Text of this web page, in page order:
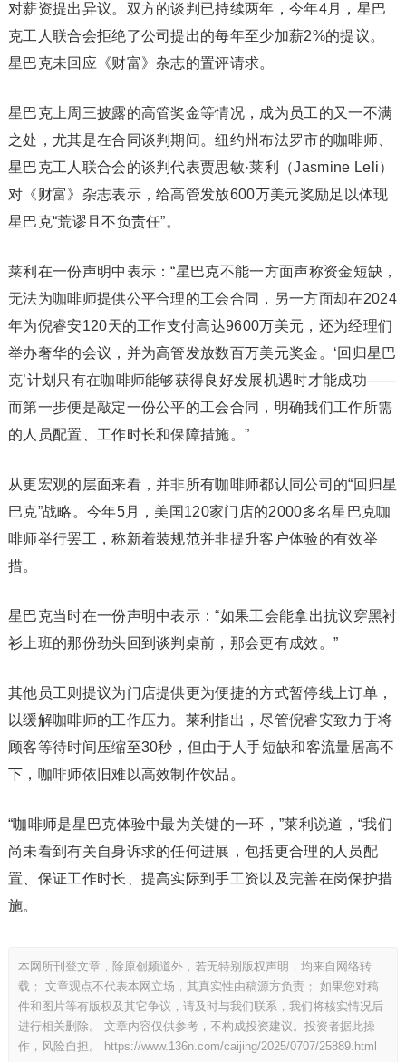
对薪资提出异议。双方的谈判已持续两年，今年4月，星巴
克工人联合会拒绝了公司提出的每年至少加薪2%的提议。
星巴克未回应《财富》杂志的置评请求。
星巴克上周三披露的高管奖金等情况，成为员工的又一不满
之处，尤其是在合同谈判期间。纽约州布法罗市的咖啡师、
星巴克工人联合会的谈判代表贾思敏·莱利（Jasmine Leli）
对《财富》杂志表示，给高管发放600万美元奖励足以体现
星巴克“荒谬且不负责任”。
莱利在一份声明中表示：“星巴克不能一方面声称资金短缺，
无法为咖啡师提供公平合理的工会合同，另一方面却在2024
年为倪睿安120天的工作支付高达9600万美元，还为经理们
举办奢华的会议，并为高管发放数百万美元奖金。‘回归星巴
克’计划只有在咖啡师能够获得良好发展机遇时才能成功——
而第一步便是敲定一份公平的工会合同，明确我们工作所需
的人员配置、工作时长和保障措施。”
从更宏观的层面来看，并非所有咖啡师都认同公司的“回归星
巴克”战略。今年5月，美国120家门店的2000多名星巴克咖
啡师举行罢工，称新着装规范并非提升客户体验的有效举
措。
星巴克当时在一份声明中表示：“如果工会能拿出抗议穿黑衬
衫上班的那份劲头回到谈判桌前，那会更有成效。”
其他员工则提议为门店提供更为便捷的方式暂停线上订单，
以缓解咖啡师的工作压力。莱利指出，尽管倪睿安致力于将
顾客等待时间压缩至30秒，但由于人手短缺和客流量居高不
下，咖啡师依旧难以高效制作饮品。
“咖啡师是星巴克体验中最为关键的一环，”莱利说道，“我们
尚未看到有关自身诉求的任何进展，包括更合理的人员配
置、保证工作时长、提高实际到手工资以及完善在岗保护措
施。
本网所刊登文章，除原创频道外，若无特别版权声明，均来自网络转
载； 文章观点不代表本网立场，其真实性由稿源方负责； 如果您对稿
件和图片等有版权及其它争议，请及时与我们联系，我们将核实情况后
进行相关删除。 文章内容仅供参考，不构成投资建议。投资者据此操
作，风险自担。
https://www.136n.com/caijing/2025/0707/25889.html